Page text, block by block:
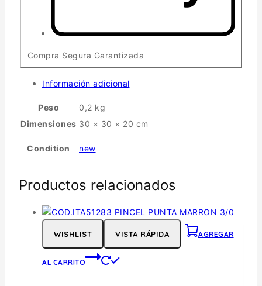
Compra Segura Garantizada
Información adicional
Peso
0,2 kg
Dimensiones 30 × 30 × 20 cm
Condition new
Productos relacionados
WISHLIST VISTA RÁPIDA AGREGAR
AL CARRITO